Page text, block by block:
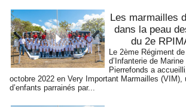
Les marmailles
dans la peau
du 2e
Le 2ème Régiment
d’Infanterie de
Pierrefonds a
octobre 2022 en Very Important Marmailles (VIM),
d’enfants parrainés par...